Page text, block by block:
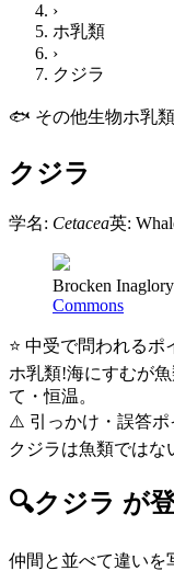
›
ホ乳類
›
クジラ
🐟 その他生物ホ乳類
クジラ
学名: Cetacea英:
Brocken Inaglory
Commons
⭐ 中受で問われるポ
ホ乳類!海にすむが
て・恒温。
⚠️ 引っかけ・誤答ポ
クジラは魚類ではな
🔍クジラ が
仲間と並べて違いを